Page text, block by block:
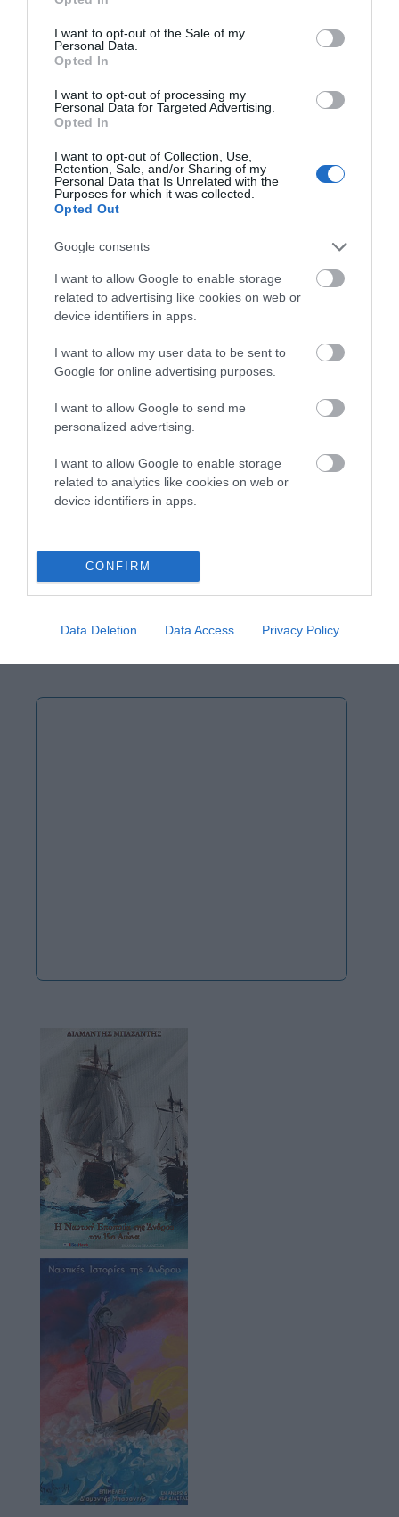
use your data for below specified purposes in below Google
consent section.
I want to opt-out of the Sale of my
Personal Data.
Opted In
I want to opt-out of processing my
Personal Data for Targeted Advertising.
Opted In
I want to opt-out of Collection, Use,
Retention, Sale, and/or Sharing of my
Personal Data that Is Unrelated with the
Purposes for which it was collected.
Opted Out
Google consents
I want to allow Google to enable storage
related to advertising like cookies on web or
device identifiers in apps.
I want to allow my user data to be sent to
Google for online advertising purposes.
I want to allow Google to send me
personalized advertising.
I want to allow Google to enable storage
related to analytics like cookies on web or
device identifiers in apps.
CONFIRM
Data Deletion Data Access Privacy Policy
Η ηλ. διεύθυνση σας δεν δημοσιεύεται.
σημειώνονται με*
αυτόν τον πλοηγό για την επόμενη φορά που θα σχολιάσω.